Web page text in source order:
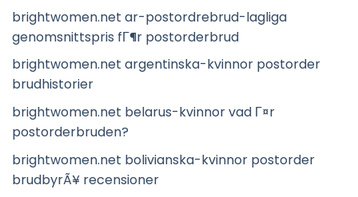
brightwomen.net ar-postordrebrud-lagliga
genomsnittspris fГ¶r postorderbrud
brightwomen.net argentinska-kvinnor postorder
brudhistorier
brightwomen.net belarus-kvinnor vad Г¤r
postorderbruden?
brightwomen.net bolivianska-kvinnor postorder
brudbyrÃ¥ recensioner